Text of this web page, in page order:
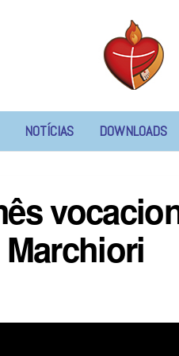
NOTÍCIAS DOWNLOADS